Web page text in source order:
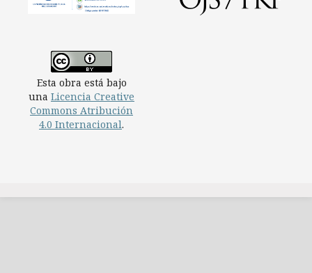
Esta obra está bajo
una Licencia Creative
Commons Atribución
4.0 Internacional.